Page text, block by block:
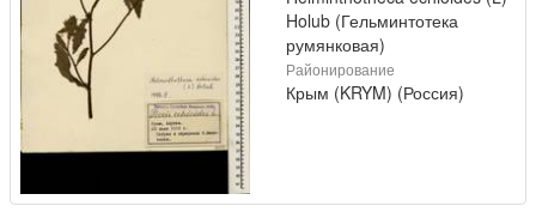
Holub (Гельминтотека
румянковая)
Районирование
Крым (KRYM) (Россия)